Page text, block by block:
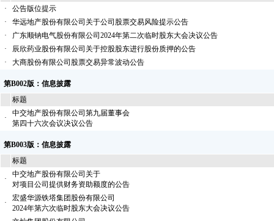
·
公告版位提示
·
华远地产股份有限公司关于公司股票交易风险提示公告
·
广东顺钠电气股份有限公司2024年第二次临时股东大会决议公告
·
辰欣药业股份有限公司关于控股股东进行股份质押的公告
·
大商股份有限公司股票交易异常波动公告
第B002版：信息披露
标题
·
中交地产股份有限公司第九届董事会
第四十六次会议决议公告
第B003版：信息披露
标题
·
中交地产股份有限公司关于
对项目公司提供财务资助额度的公告
·
宏盛华源铁塔集团股份有限公司
2024年第六次临时股东大会决议公告